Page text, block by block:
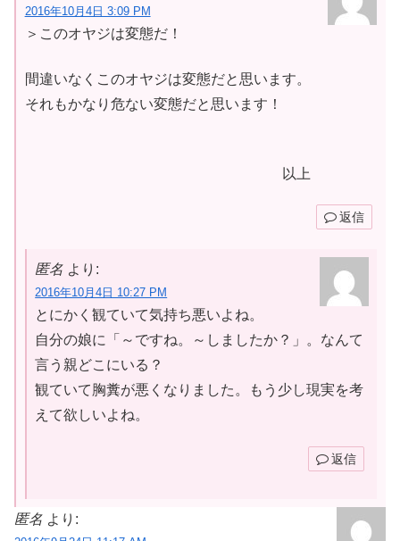
2016年10月4日 3:09 PM
＞このオヤジは変態だ！
間違いなくこのオヤジは変態だと思います。
それもかなり危ない変態だと思います！
以上
返信
匿名 より:
2016年10月4日 10:27 PM
とにかく観ていて気持ち悪いよね。
自分の娘に「～ですね。～しましたか？」。なんて
言う親どこにいる？
観ていて胸糞が悪くなりました。もう少し現実を考
えて欲しいよね。
返信
匿名 より: